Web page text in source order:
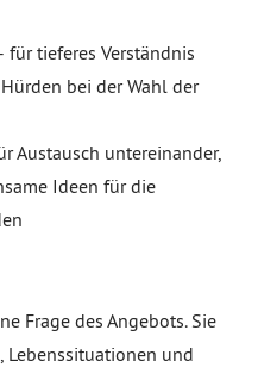
tieferes Verständnis
bei der Wahl der
Austausch untereinander,
Ideen für die
Frage des Angebots. Sie
Lebenssituationen und